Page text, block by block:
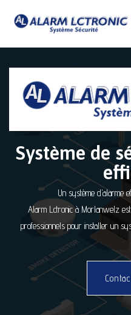
Système de
Un système d’alarme
Alarm Lctronic à Morlanwelz
professionnels pour installer un